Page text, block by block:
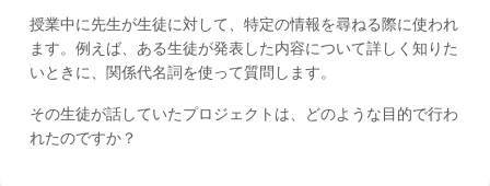
授業中に先生が生徒に対して、特定の情報を尋ねる際に使われ
ます。例えば、ある生徒が発表した内容について詳しく知りた
いときに、関係代名詞を使って質問します。
その生徒が話していたプロジェクトは、どのような目的で行わ
れたのですか？